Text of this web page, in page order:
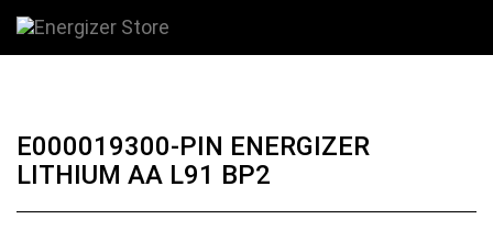
E000019300-PIN ENERGIZER
LITHIUM AA L91 BP2